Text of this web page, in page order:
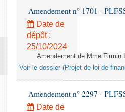
Amendement n° 1701 -
Date de
dépôt :
25/10/2024
Amendement de Mme
Voir le dossier (Projet de loi de
Amendement n° 2297 -
Date de